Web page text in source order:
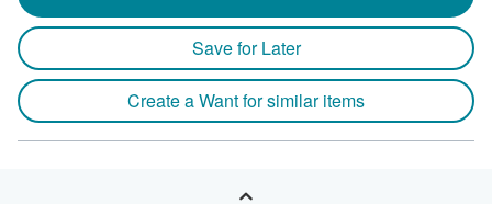
Save for Later
Create a Want for similar items